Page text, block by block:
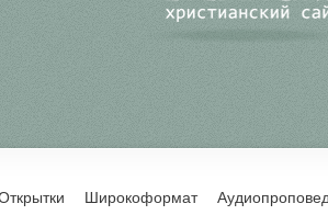
Широкоформат